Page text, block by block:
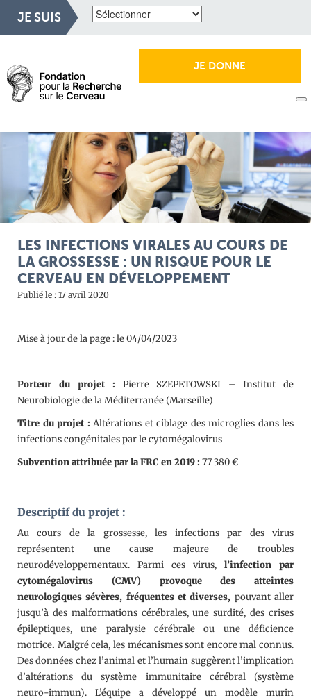
JE SUIS
JE DONNE
LES INFECTIONS VIRALES AU COURS DE
LA GROSSESSE : UN RISQUE POUR LE
CERVEAU EN DÉVELOPPEMENT
Publié le : 17 avril 2020
Mise à jour de la page : le 04/04/2023
Porteur du projet : Pierre SZEPETOWSKI – Institut de
Neurobiologie de la Méditerranée (Marseille)
Titre du projet : Altérations et ciblage des microglies dans les
infections congénitales par le cytomégalovirus
Subvention attribuée par la FRC en 2019 : 77 380 €
Descriptif du projet :
Au cours de la grossesse, les infections par des virus
représentent une cause majeure de troubles
neurodéveloppementaux. Parmi ces virus, l’infection par
cytomégalovirus (CMV) provoque des atteintes
neurologiques sévères, fréquentes et diverses, pouvant aller
jusqu’à des malformations cérébrales, une surdité, des crises
épileptiques, une paralysie cérébrale ou une déficience
motrice. Malgré cela, les mécanismes sont encore mal connus.
Des données chez l’animal et l’humain suggèrent l’implication
d’altérations du système immunitaire cérébral (système
neuro-immun). L’équipe a développé un modèle murin